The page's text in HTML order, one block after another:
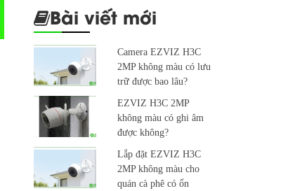
Bài viết mới
Camera EZVIZ H3C
2MP không màu có lưu
trữ được bao lâu?
EZVIZ H3C 2MP
không màu có ghi âm
được không?
Lắp đặt EZVIZ H3C
2MP không màu cho
quán cà phê có ổn